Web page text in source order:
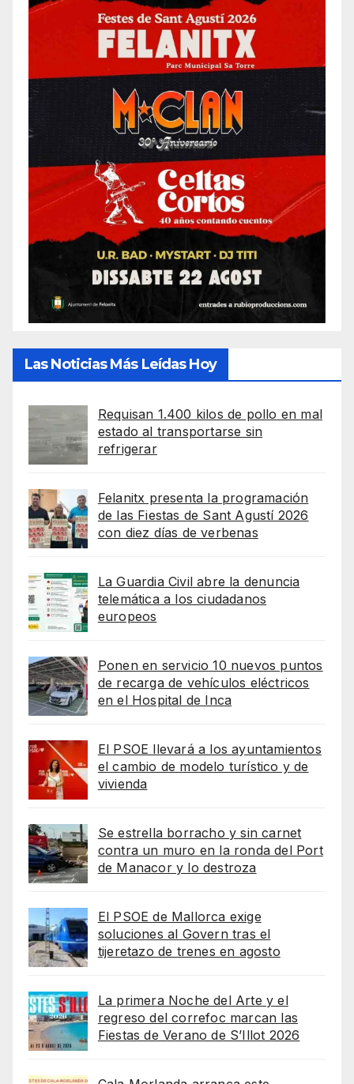
Las Noticias Más Leídas Hoy
Requisan 1.400 kilos de pollo en mal
estado al transportarse sin
refrigerar
Felanitx presenta la programación
de las Fiestas de Sant Agustí 2026
con diez días de verbenas
La Guardia Civil abre la denuncia
telemática a los ciudadanos
europeos
Ponen en servicio 10 nuevos puntos
de recarga de vehículos eléctricos
en el Hospital de Inca
El PSOE llevará a los ayuntamientos
el cambio de modelo turístico y de
vivienda
Se estrella borracho y sin carnet
contra un muro en la ronda del Port
de Manacor y lo destroza
El PSOE de Mallorca exige
soluciones al Govern tras el
tijeretazo de trenes en agosto
La primera Noche del Arte y el
regreso del correfoc marcan las
Fiestas de Verano de S’Illot 2026